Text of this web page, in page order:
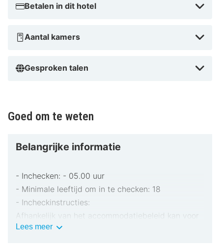
Betalen in dit hotel
Aantal kamers
Gesproken talen
Goed om te weten
Belangrijke informatie
- Inchecken: - 05.00 uur
- Minimale leeftijd om in te checken: 18
- Incheckinstructies:
Afhankelijk van het accommodatiebeleid kan voor
extra personen een toeslag in rekening worden
Lees meerBelangrijke